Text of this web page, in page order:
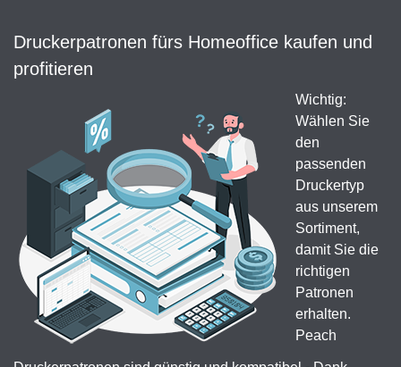
Druckerpatronen fürs Homeoffice kaufen und
profitieren
Wichtig:
Wählen Sie
den
passenden
Druckertyp
aus unserem
Sortiment,
damit Sie die
richtigen
Patronen
erhalten.
Peach